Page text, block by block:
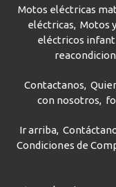
Motos eléctricas
eléctricas Motos
eléctricos
Contactanos
con nosotros
Ir arriba
Condiciones de